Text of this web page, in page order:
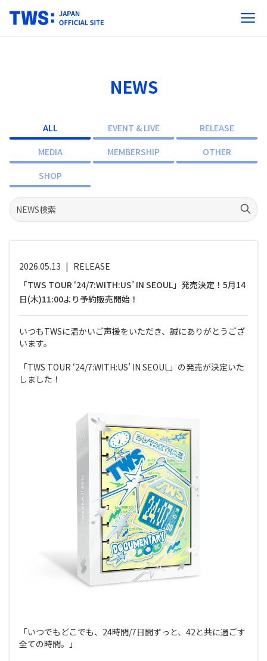
NEWS
ALL EVENT & LIVE
RELEASE
MEDIA
MEMBERSHIP
OTHER
SHOP
2026.05.13 | RELEASE
「TWS TOUR ‘24/7:WITH:US’ IN SEOUL」発売決定！5月14
日(木)11:00より予約販売開始！
いつもTWSに温かいご声援をいただき、誠にありがとうござ
います。
「TWS TOUR ‘24/7:WITH:US’ IN SEOUL」の発売が決定いた
しました！
「いつでもどこでも、24時間/7日間ずっと、42と共に過ごす
全ての時間。」